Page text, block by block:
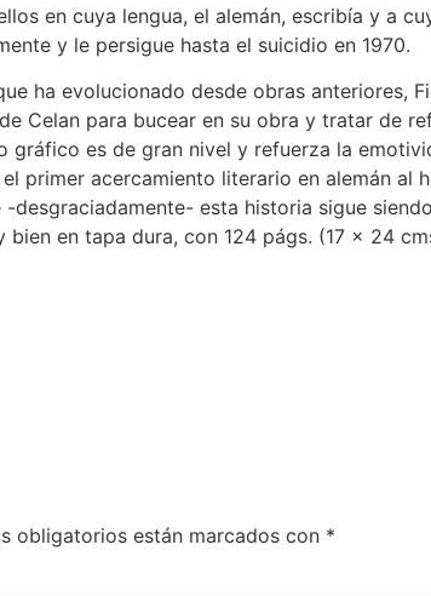
en cuya lengua, el alemán, escribía y a
y le persigue hasta el suicidio en 1970.
ha evolucionado desde obras anteriores,
Celan para bucear en su obra y tratar de
es de gran nivel y refuerza la
primer acercamiento literario en alemán al
esta historia sigue
bien en tapa dura, con 124 págs. (17 x 24
obligatorios están marcados con *